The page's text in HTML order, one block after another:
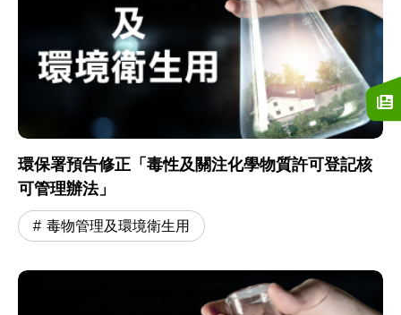
環保署預告修正「毒性及關注化學物質許可登記核
可管理辦法」
毒物管理及環境衛生用